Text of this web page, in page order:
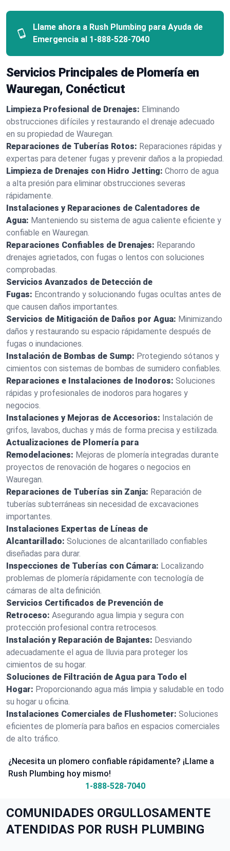
Llame ahora a Rush Plumbing para Ayuda de
Emergencia al 1-888-528-7040
Servicios Principales de Plomería en
Wauregan, Conécticut
Limpieza Profesional de Drenajes: Eliminando
obstrucciones difíciles y restaurando el drenaje adecuado
en su propiedad de Wauregan.
Reparaciones de Tuberías Rotos: Reparaciones rápidas y
expertas para detener fugas y prevenir daños a la propiedad.
Limpieza de Drenajes con Hidro Jetting: Chorro de agua
a alta presión para eliminar obstrucciones severas
rápidamente.
Instalaciones y Reparaciones de Calentadores de
Agua: Manteniendo su sistema de agua caliente eficiente y
confiable en Wauregan.
Reparaciones Confiables de Drenajes: Reparando
drenajes agrietados, con fugas o lentos con soluciones
comprobadas.
Servicios Avanzados de Detección de
Fugas: Encontrando y solucionando fugas ocultas antes de
que causen daños importantes.
Servicios de Mitigación de Daños por Agua: Minimizando
daños y restaurando su espacio rápidamente después de
fugas o inundaciones.
Instalación de Bombas de Sump: Protegiendo sótanos y
cimientos con sistemas de bombas de sumidero confiables.
Reparaciones e Instalaciones de Inodoros: Soluciones
rápidas y profesionales de inodoros para hogares y
negocios.
Instalaciones y Mejoras de Accesorios: Instalación de
grifos, lavabos, duchas y más de forma precisa y estilizada.
Actualizaciones de Plomería para
Remodelaciones: Mejoras de plomería integradas durante
proyectos de renovación de hogares o negocios en
Wauregan.
Reparaciones de Tuberías sin Zanja: Reparación de
tuberías subterráneas sin necesidad de excavaciones
importantes.
Instalaciones Expertas de Líneas de
Alcantarillado: Soluciones de alcantarillado confiables
diseñadas para durar.
Inspecciones de Tuberías con Cámara: Localizando
problemas de plomería rápidamente con tecnología de
cámaras de alta definición.
Servicios Certificados de Prevención de
Retroceso: Asegurando agua limpia y segura con
protección profesional contra retrocesos.
Instalación y Reparación de Bajantes: Desviando
adecuadamente el agua de lluvia para proteger los
cimientos de su hogar.
Soluciones de Filtración de Agua para Todo el
Hogar: Proporcionando agua más limpia y saludable en todo
su hogar u oficina.
Instalaciones Comerciales de Flushometer: Soluciones
eficientes de plomería para baños en espacios comerciales
de alto tráfico.
¿Necesita un plomero confiable rápidamente? ¡Llame a
Rush Plumbing hoy mismo!
1-888-528-7040
COMUNIDADES ORGULLOSAMENTE
ATENDIDAS POR RUSH PLUMBING